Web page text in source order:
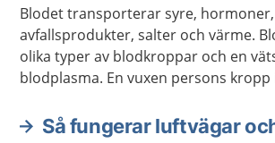
Blodet transporterar syre,
avfallsprodukter, salter och värme.
olika typer av blodkroppar och en
blodplasma. En vuxen persons
Så fungerar luftvägar